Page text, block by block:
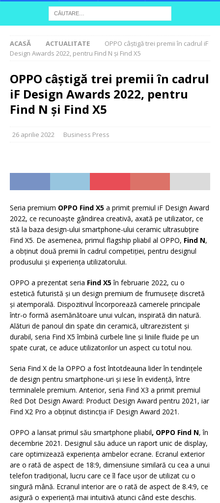
ACASĂ ACTUALITATE
OPPO câștigă trei premii în cadrul iF
Design Awards 2022, pentru Find N și Find X5
OPPO câștigă trei premii în cadrul
iF Design Awards 2022, pentru
Find N și Find X5
26 aprilie 2022 Business Press
Seria premium OPPO Find X5 a primit premiul iF Design Award
2022, ce recunoaște gândirea creativă, axată pe utilizator, ce
stă la baza design-ului smartphone-ului ceramic ultrasubțire
Find X5. De asemenea, primul flagship pliabil al OPPO, Find N,
a obținut două premii în cadrul competiției, pentru designul
produsului și experiența utilizatorului.
OPPO a prezentat seria Find X5în februarie 2022, cu o
estetică futuristă și un design premium de frumusețe discretă
și atemporală. Dispozitivul încorporează camerele principale
într-o formă asemănătoare unui vulcan, inspirată din natură.
Alături de panoul din spate din ceramică, ultrarezistent și
durabil, seria Find X5 îmbină curbele line și liniile fluide pe un
spate curat, ce aduce utilizatorilor un aspect cu totul nou.
Seria Find X de la OPPO a fost întotdeauna lider în tendințele
de design pentru smartphone-uri și iese în evidență, între
terminalele premium. Anterior, seria Find X3 a primit premiul
Red Dot Design Award: Product Design Award pentru 2021, iar
Find X2 Pro a obținut distincția iF Design Award 2021.
OPPO a lansat primul său smartphone pliabil, OPPO Find N, în
decembrie 2021. Designul său aduce un raport unic de display,
care optimizează experiența ambelor ecrane. Ecranul exterior
are o rată de aspect de 18:9, dimensiune similară cu cea a unui
telefon tradițional, lucru care ce îl face ușor de utilizat cu o
singură mână. Ecranul interior are o rată de aspect de 8.4:9, ce
asigură o experiență mai intuitivă atunci când este deschis.